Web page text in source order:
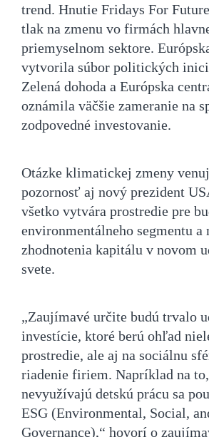
trend. Hnutie Fridays For
tlak na zmenu vo firmách
priemyselnom sektore.
vytvorila súbor politických
Zelená dohoda a Európska
oznámila väčšie zameranie na
zodpovedné investovanie.
Otázke klimatickej zmeny
pozornosť aj nový prezident
všetko vytvára prostredie pre
environmentálneho segmentu a
zhodnotenia kapitálu v novom
svete.
„Zaujímavé určite budú trvalo
investície, ktoré berú ohľad
prostredie, ale aj na sociálnu
riadenie firiem. Napríklad na
nevyužívajú detskú prácu sa
ESG (Environmental, Social,
Governance),“ hovorí o